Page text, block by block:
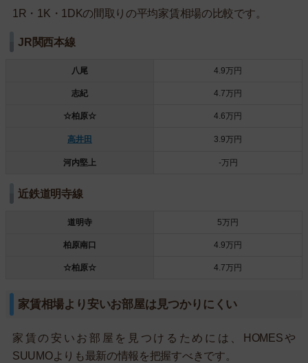
1R・1K・1DKの間取りの平均家賃相場の比較です。
JR関西本線
八尾 4.9万円
志紀 4.7万円
☆柏原☆ 4.6万円
高井田 3.9万円
河内堅上 -万円
近鉄道明寺線
道明寺 5万円
柏原南口 4.9万円
☆柏原☆ 4.7万円
家賃相場より安いお部屋は見つかりにくい
家賃の安いお部屋を見つけるためには、HOMESや
SUUMOよりも最新の情報を把握すべきです。